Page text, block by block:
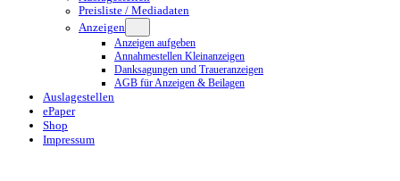
Preisliste / Mediadaten
Anzeigen
Anzeigen aufgeben
Annahmestellen Kleinanzeigen
Danksagungen und Traueranzeigen
AGB für Anzeigen & Beilagen
Auslagestellen
ePaper
Shop
Impressum